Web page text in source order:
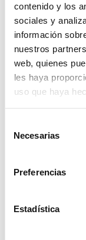
contenido y los
sociales y
información
nuestros
web, quienes
les haya
uso que haya
Necesarias
Preferencias
Estadística
Volkswagen T-